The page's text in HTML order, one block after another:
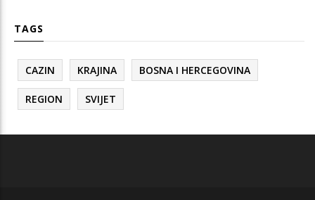
TAGS
CAZIN KRAJINA BOSNA I HERCEGOVINA
REGION SVIJET